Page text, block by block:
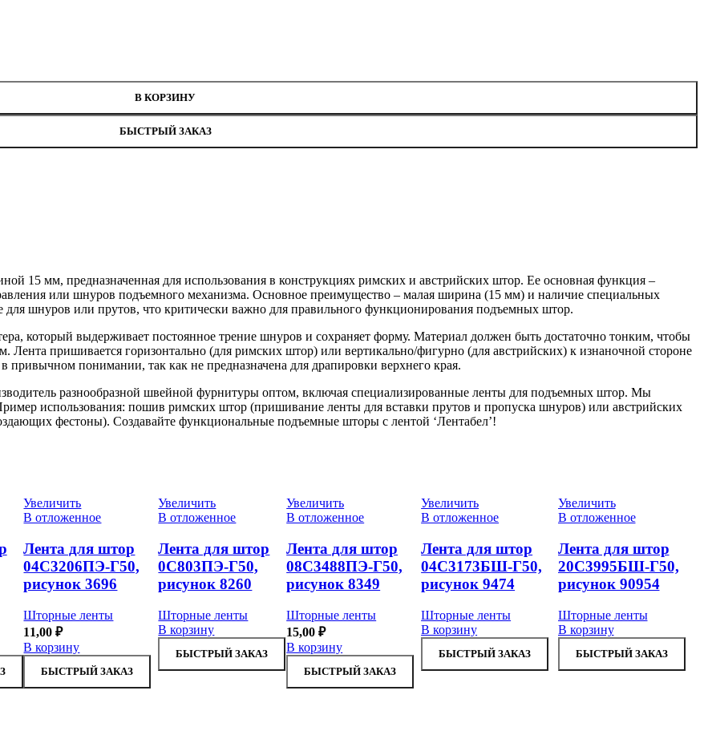
В КОРЗИНУ
БЫСТРЫЙ ЗАКАЗ
15 мм, предназначенная для использования в конструкциях римских и австрийских штор. Ее основная функция –
или шнуров подъемного механизма. Основное преимущество – малая ширина (15 мм) и наличие специальных
шнуров или прутов, что критически важно для правильного функционирования подъемных штор.
который выдерживает постоянное трение шнуров и сохраняет форму. Материал должен быть достаточно тонким, чтобы
Лента пришивается горизонтально (для римских штор) или вертикально/фигурно (для австрийских) к изнаночной стороне
понимании, так как не предназначена для драпировки верхнего края.
разнообразной швейной фурнитуры оптом, включая специализированные ленты для подъемных штор. Мы
использования: пошив римских штор (пришивание ленты для вставки прутов и пропуска шнуров) или австрийских
фестоны). Создавайте функциональные подъемные шторы с лентой ‘Лентабел’!
Увеличить
В отложенное
Лента для штор
04С3206ПЭ-Г50,
рисунок 3696
Шторные ленты
11,00₽
В корзину
БЫСТРЫЙ ЗАКАЗ
Увеличить
В отложенное
Лента для штор
0С803ПЭ-Г50,
рисунок 8260
Шторные ленты
В корзину
БЫСТРЫЙ ЗАКАЗ
Увеличить
В отложенное
Лента для штор
08С3488ПЭ-Г50,
рисунок 8349
Шторные ленты
15,00₽
В корзину
БЫСТРЫЙ ЗАКАЗ
Увеличить
В отложенное
Лента для штор
04С3173БШ-Г50,
рисунок 9474
Шторные ленты
В корзину
БЫСТРЫЙ ЗАКАЗ
Увеличить
В отложенное
Лента для штор
20С3995БШ-Г50,
рисунок 90954
Шторные ленты
В корзину
БЫСТРЫЙ ЗАКАЗ